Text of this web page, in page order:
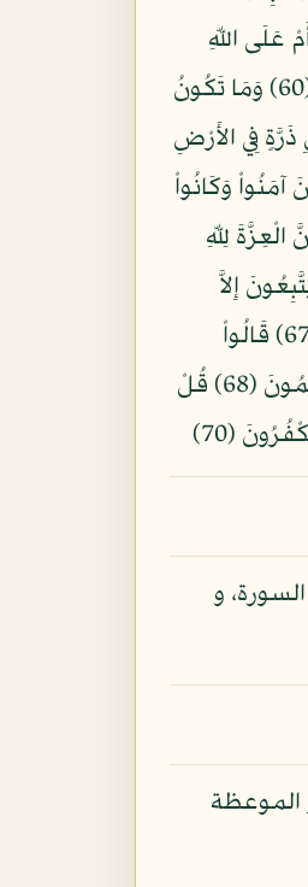
أَمْ عَلَى اللّهِ
تَفْتَرُونَ (59) وَمَا ظَنُّ الَّذِينَ يَفْتَرُونَ عَلَى اللّهِ الْكَذِبَ يَوْمَ الْقِيَامَةِ إِنَّ اللّهَ لَذُو فَضْلٍ عَلَى النَّاسِ وَلَكِنَّ أَكْثَرَهُمْ لاَ يَشْكُرُونَ (60) وَمَا تَكُونُ
فِي الأَرْضِ
فِي كِتَابٍ مُّبِينٍ (61) أَلا إِنَّ أَوْلِيَاء اللّهِ لاَ خَوْفٌ عَلَيْهِمْ وَلاَ هُمْ يَحْزَنُونَ (62) الَّذِينَ آمَنُواْ وَكَانُواْ
(64) وَلاَ يَحْزُنكَ قَوْلُهُمْ إِنَّ الْعِزَّةَ لِلّهِ
إِلاَّ
الظَّنَّ وَإِنْ هُمْ إِلاَّ يَخْرُصُونَ (66) هُوَ الَّذِي جَعَلَ لَكُمُ اللَّيْلَ لِتَسْكُنُواْ فِيهِ وَالنَّهَارَ مُبْصِرًا إِنَّ فِي ذَلِكَ لآيَاتٍ لِّقَوْمٍ يَسْمَعُونَ (67) قَالُواْ
اتَّخَذَ اللّهُ وَلَدًا سُبْحَانَهُ هُوَ الْغَنِيُّ لَهُ مَا فِي السَّمَاوَات وَمَا فِي الأَرْضِ إِنْ عِندَكُم مِّن سُلْطَانٍ بِهَذَا أَتقُولُونَ عَلَى اللّهِ مَا لاَ تَعْلَمُونَ (68) قُلْ
و
الموعظة